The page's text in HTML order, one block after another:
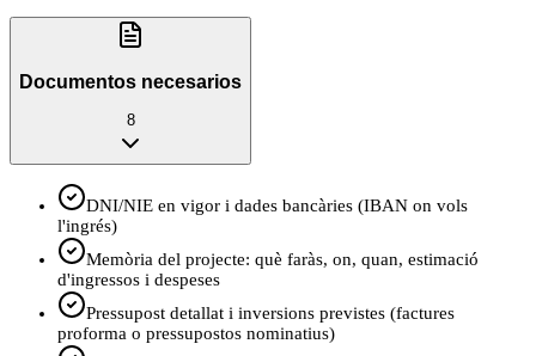
Documentos necesarios
8
DNI/NIE en vigor i dades bancàries (IBAN on vols
l'ingrés)
Memòria del projecte: què faràs, on, quan, estimació
d'ingressos i despeses
Pressupost detallat i inversions previstes (factures
proforma o pressupostos nominatius)